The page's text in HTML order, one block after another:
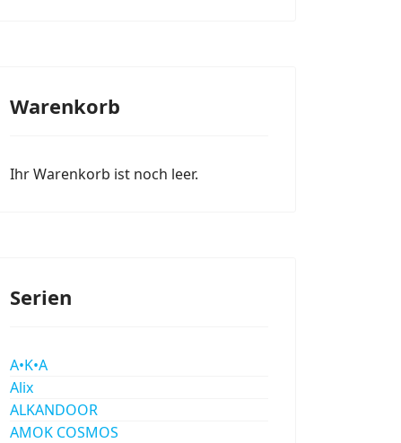
Warenkorb
Ihr Warenkorb ist noch leer.
Serien
A•K•A
Alix
ALKANDOOR
AMOK COSMOS